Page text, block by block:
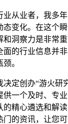
业从业者，我多
态变化。在这个
和洞察力是非常
的行业信息并
。
定创办“游火研
供一个及时、专
的精心遴选和解
的资讯，让您